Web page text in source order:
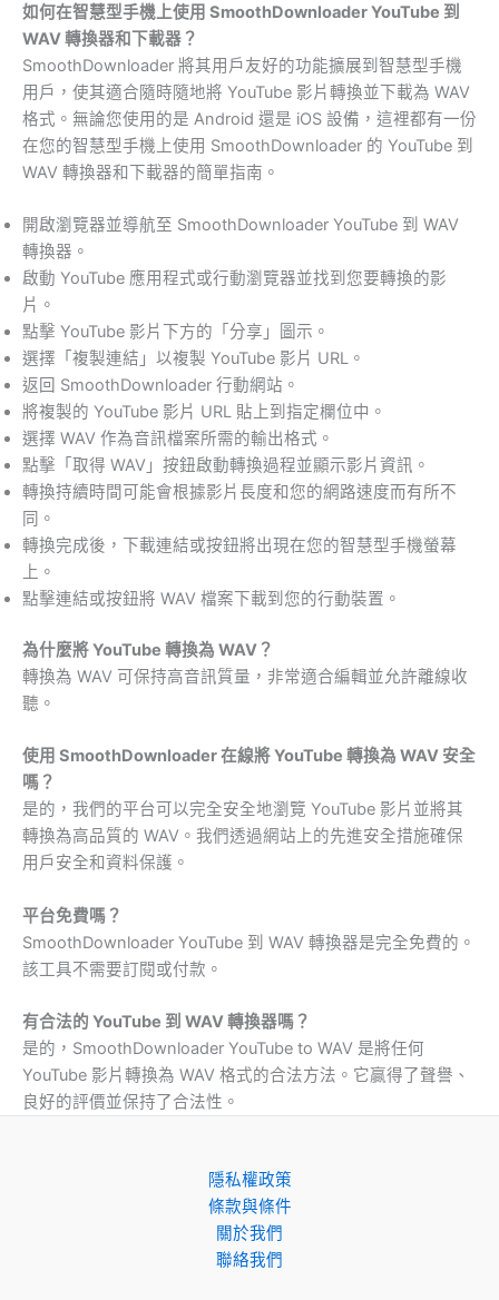
如何在智慧型手機上使用 SmoothDownloader YouTube 到
WAV 轉換器和下載器？
SmoothDownloader 將其用戶友好的功能擴展到智慧型手機
用戶，使其適合隨時隨地將 YouTube 影片轉換並下載為 WAV
格式。無論您使用的是 Android 還是 iOS 設備，這裡都有一份
在您的智慧型手機上使用 SmoothDownloader 的 YouTube 到
WAV 轉換器和下載器的簡單指南。
開啟瀏覽器並導航至 SmoothDownloader YouTube 到 WAV
轉換器。
啟動 YouTube 應用程式或行動瀏覽器並找到您要轉換的影
片。
點擊 YouTube 影片下方的「分享」圖示。
選擇「複製連結」以複製 YouTube 影片 URL。
返回 SmoothDownloader 行動網站。
將複製的 YouTube 影片 URL 貼上到指定欄位中。
選擇 WAV 作為音訊檔案所需的輸出格式。
點擊「取得 WAV」按鈕啟動轉換過程並顯示影片資訊。
轉換持續時間可能會根據影片長度和您的網路速度而有所不
同。
轉換完成後，下載連結或按鈕將出現在您的智慧型手機螢幕
上。
點擊連結或按鈕將 WAV 檔案下載到您的行動裝置。
為什麼將 YouTube 轉換為 WAV？
轉換為 WAV 可保持高音訊質量，非常適合編輯並允許離線收
聽。
使用 SmoothDownloader 在線將 YouTube 轉換為 WAV 安全
嗎？
是的，我們的平台可以完全安全地瀏覽 YouTube 影片並將其
轉換為高品質的 WAV。我們透過網站上的先進安全措施確保
用戶安全和資料保護。
平台免費嗎？
SmoothDownloader YouTube 到 WAV 轉換器是完全免費的。
該工具不需要訂閱或付款。
有合法的 YouTube 到 WAV 轉換器嗎？
是的，SmoothDownloader YouTube to WAV 是將任何
YouTube 影片轉換為 WAV 格式的合法方法。它贏得了聲譽、
良好的評價並保持了合法性。
隱私權政策
條款與條件
關於我們
聯絡我們